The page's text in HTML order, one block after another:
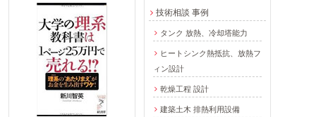
技術相談 事例
タンク 放熱、冷却塔能力
ヒートシンク熱抵抗、放熱フ
ィン設計
乾燥工程 設計
建築土木 排熱利用設備